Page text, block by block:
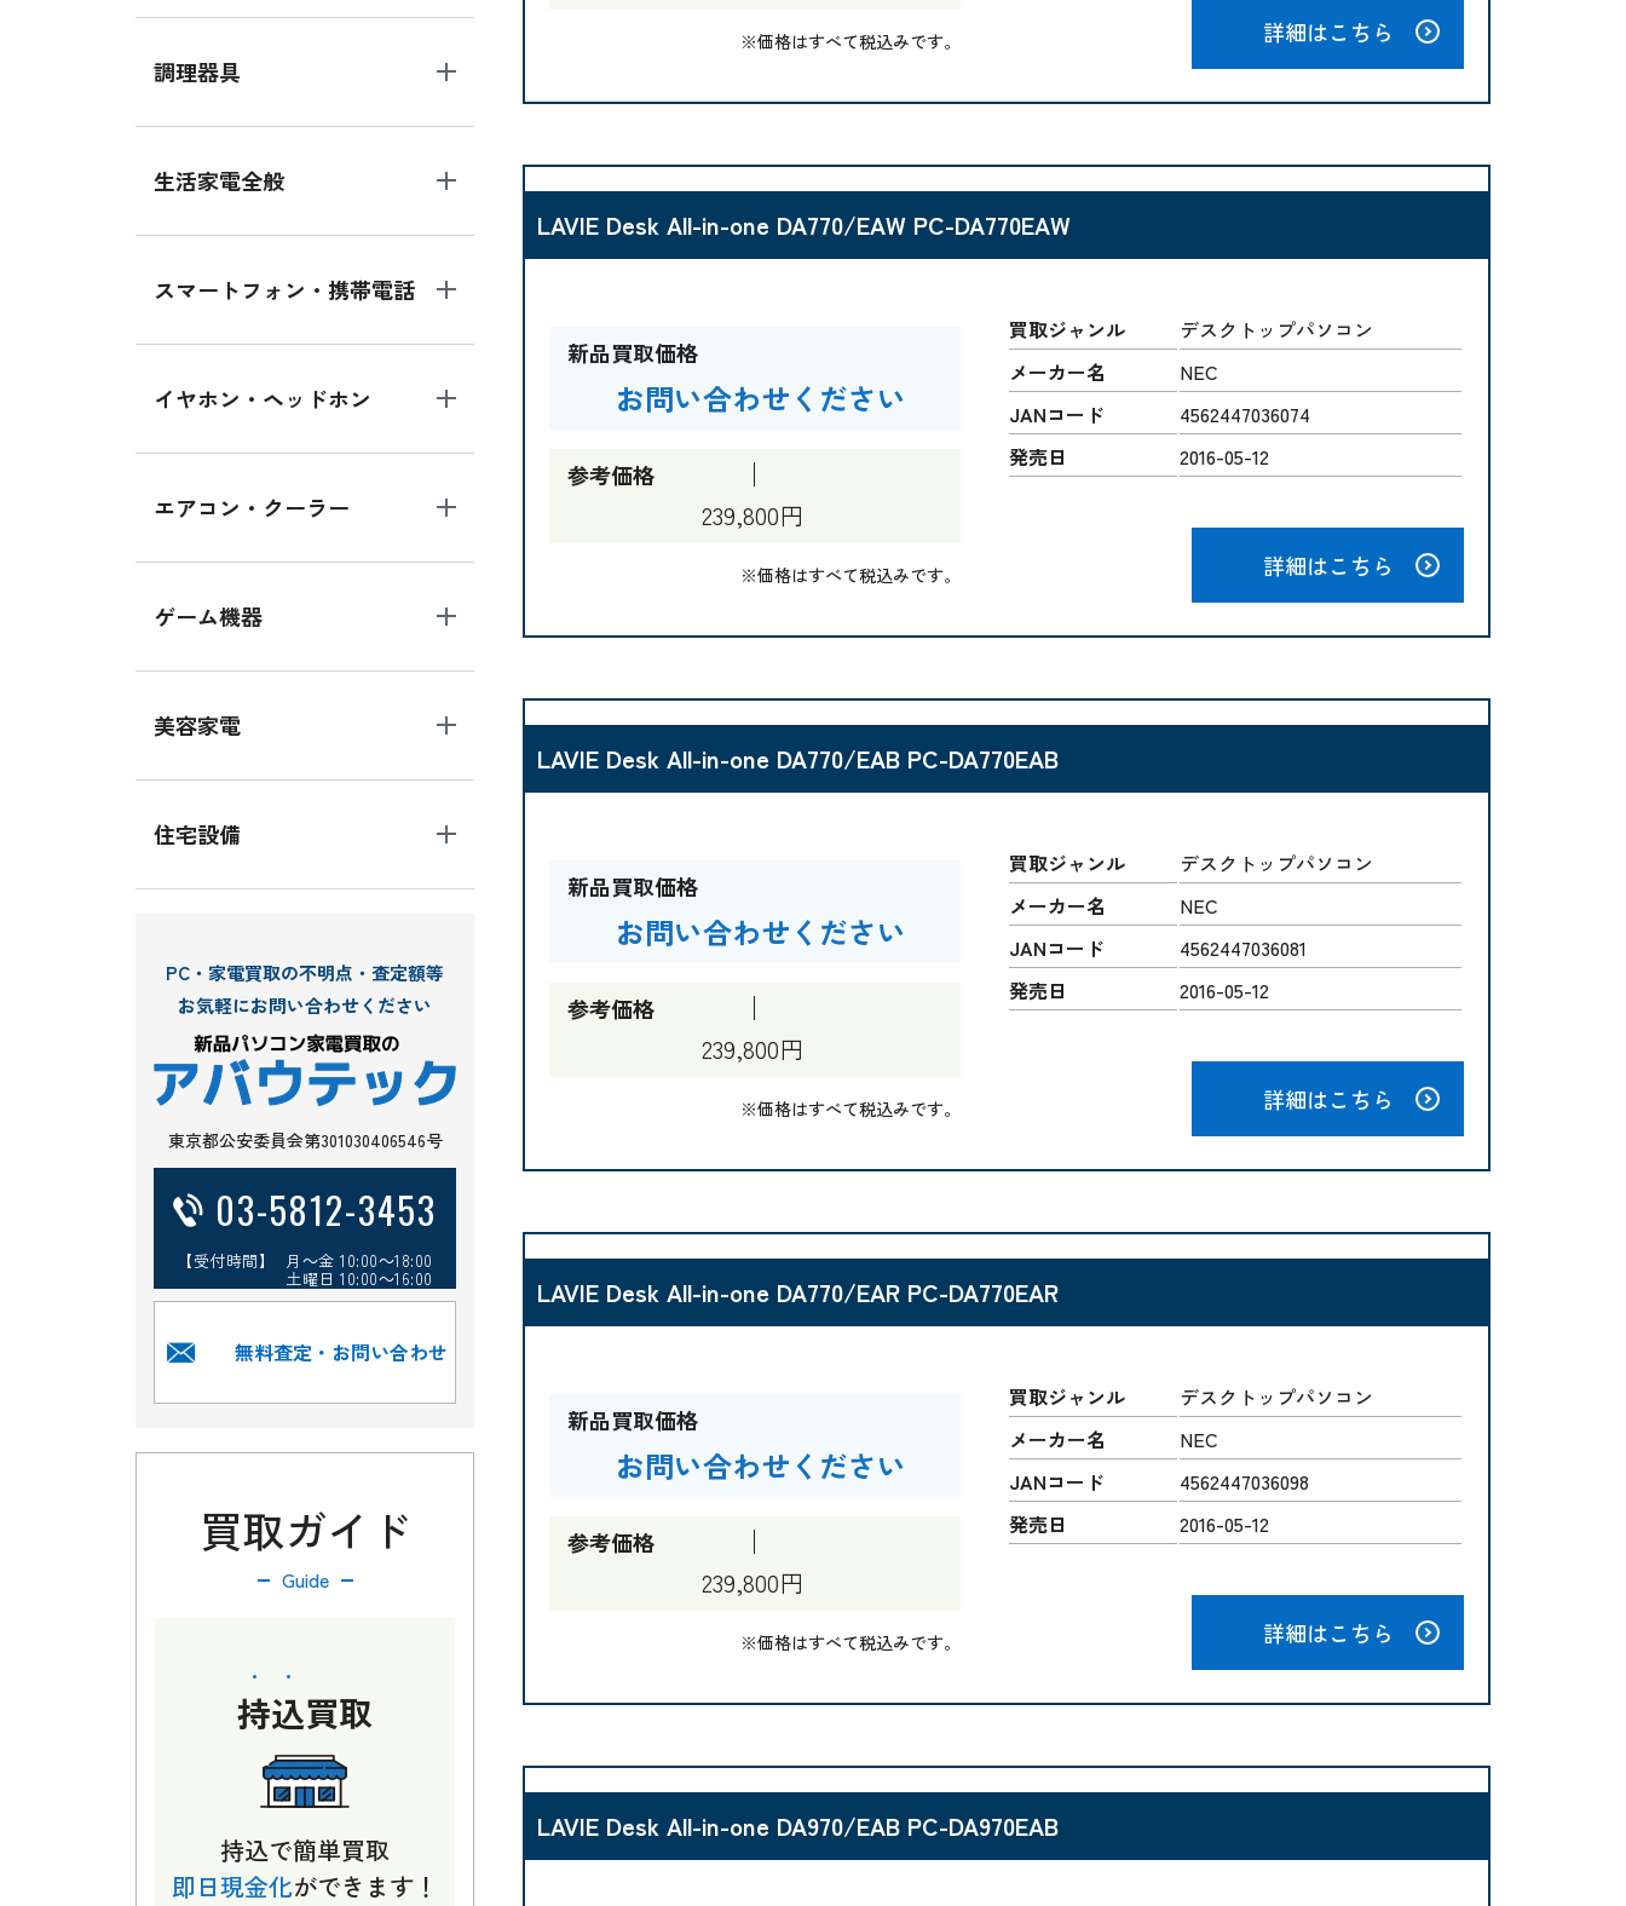
調理器具
生活家電全般
スマートフォン・携帯電話
イヤホン・ヘッドホン
エアコン・クーラー
ゲーム機器
美容家電
住宅設備
PC・家電買取の不明点・査定額等
お気軽にお問い合わせください
東京都公安委員会第301030406546号
03-5812-3453
【受付時間】 月～金 10:00～18:00
土曜日 10:00～16:00
無料査定・お問い合わせ
買取ガイド
Guide
持込買取
持込で簡単買取
即日現金化ができます！
※価格はすべて税込みです。 詳細はこちら
LAVIE Desk All-in-one DA770/EAW PC-DA770EAW
新品買取価格
お問い合わせください
参考価格
239,800円
※価格はすべて税込みです。
買取ジャンル
デスクトップパソコン
メーカー名
NEC
JANコード
4562447036074
発売日
2016-05-12
詳細はこちら
LAVIE Desk All-in-one DA770/EAB PC-DA770EAB
新品買取価格
お問い合わせください
参考価格
239,800円
※価格はすべて税込みです。
買取ジャンル
デスクトップパソコン
メーカー名
NEC
JANコード
4562447036081
発売日
2016-05-12
詳細はこちら
LAVIE Desk All-in-one DA770/EAR PC-DA770EAR
新品買取価格
お問い合わせください
参考価格
239,800円
※価格はすべて税込みです。
買取ジャンル
デスクトップパソコン
メーカー名
NEC
JANコード
4562447036098
発売日
2016-05-12
詳細はこちら
LAVIE Desk All-in-one DA970/EAB PC-DA970EAB